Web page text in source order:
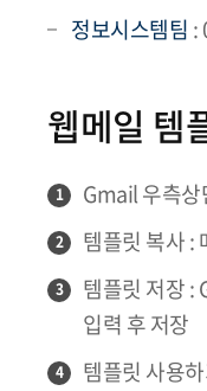
정보시스템팀 :
웹메일 템
1 Gmail 우측
2 템플릿 복사 :
3
템플릿 저장
입력 후 저장
4 템플릿 사용